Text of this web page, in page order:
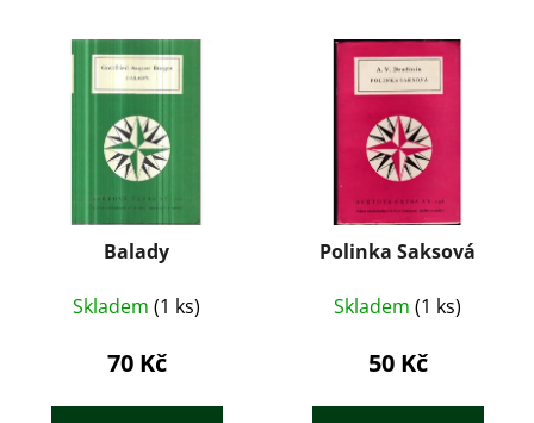
Balady
Skladem (1 ks)
70 Kč
Polinka Saksová
Skladem (1 ks)
50 Kč